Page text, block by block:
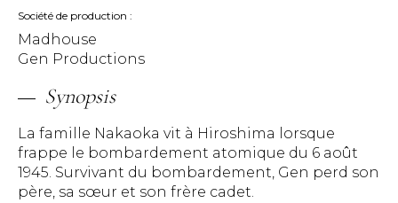
Société de production
Madhouse
Gen Productions
Synopsis
La famille Nakaoka vit à Hiroshima lorsque
frappe le bombardement atomique du 6 août
1945. Survivant du bombardement, Gen perd son
père, sa sœur et son frère cadet.